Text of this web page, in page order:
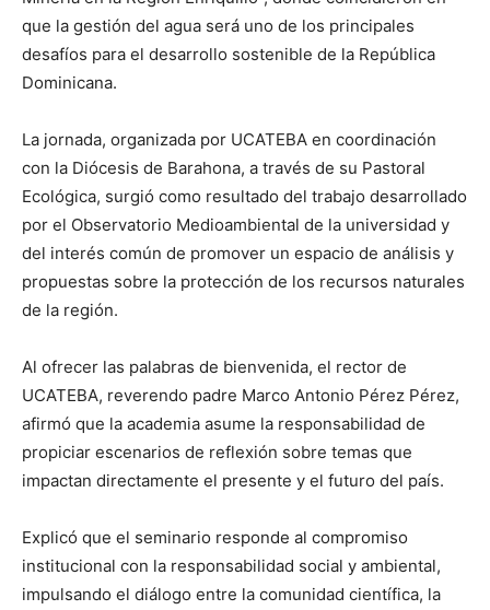
que la gestión del agua será uno de los principales
desafíos para el desarrollo sostenible de la República
Dominicana.
La jornada, organizada por UCATEBA en coordinación
con la Diócesis de Barahona, a través de su Pastoral
Ecológica, surgió como resultado del trabajo desarrollado
por el Observatorio Medioambiental de la universidad y
del interés común de promover un espacio de análisis y
propuestas sobre la protección de los recursos naturales
de la región.
Al ofrecer las palabras de bienvenida, el rector de
UCATEBA, reverendo padre Marco Antonio Pérez Pérez,
afirmó que la academia asume la responsabilidad de
propiciar escenarios de reflexión sobre temas que
impactan directamente el presente y el futuro del país.
Explicó que el seminario responde al compromiso
institucional con la responsabilidad social y ambiental,
impulsando el diálogo entre la comunidad científica, la